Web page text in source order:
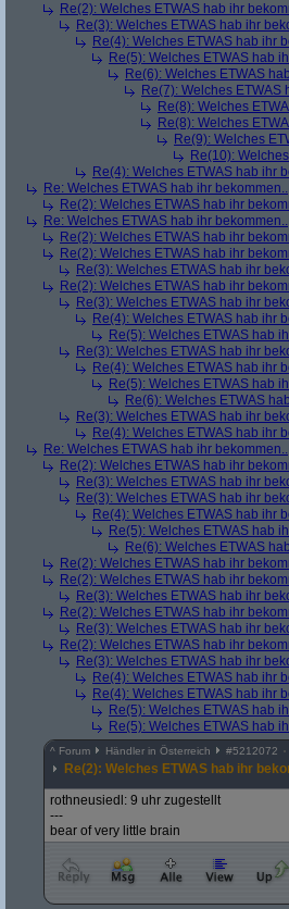
Re(2): Welches ETWAS hab ihr
Re(3): Welches ETWAS hab ihr
Re(4): Welches ETWAS hab ihr
Re(5): Welches ETWAS hab
Re(6): Welches ETWAS
Re(7): Welches ETWAS
Re(8): Welches
Re(8): Welches
Re(9): Welches
Re(10):
Re(4): Welches ETWAS hab ihr
Re: Welches ETWAS hab ihr bekommen..
Re(2): Welches ETWAS hab ihr
Re: Welches ETWAS hab ihr bekommen..
Re(2): Welches ETWAS hab ihr
Re(2): Welches ETWAS hab ihr
Re(3): Welches ETWAS hab ihr
Re(2): Welches ETWAS hab ihr
Re(3): Welches ETWAS hab ihr
Re(4): Welches ETWAS hab ihr
Re(5): Welches ETWAS hab
Re(3): Welches ETWAS hab ihr
Re(4): Welches ETWAS hab ihr
Re(5): Welches ETWAS hab
Re(6): Welches ETWAS
Re(3): Welches ETWAS hab ihr
Re(4): Welches ETWAS hab ihr
Re: Welches ETWAS hab ihr bekommen..
Re(2): Welches ETWAS hab ihr
Re(3): Welches ETWAS hab ihr
Re(3): Welches ETWAS hab ihr
Re(4): Welches ETWAS hab ihr
Re(5): Welches ETWAS hab
Re(6): Welches ETWAS
Re(2): Welches ETWAS hab ihr
Re(2): Welches ETWAS hab ihr
Re(3): Welches ETWAS hab ihr
Re(2): Welches ETWAS hab ihr
Re(3): Welches ETWAS hab ihr
Re(2): Welches ETWAS hab ihr
Re(3): Welches ETWAS hab ihr
Re(4): Welches ETWAS hab ihr
Re(4): Welches ETWAS hab ihr
Re(5): Welches ETWAS hab
Re(5): Welches ETWAS hab
^ Forum Händler in Österreich #5212072
Re(2): Welches ETWAS hab ihr
rothneusiedl: 9 uhr zugestellt
---
bear of very little brain